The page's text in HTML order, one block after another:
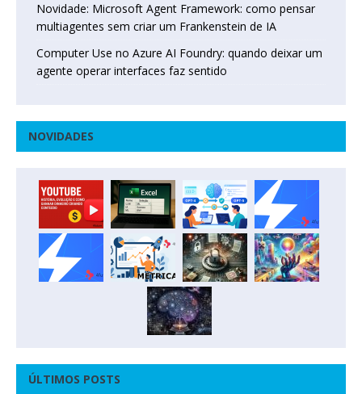
Novidade: Microsoft Agent Framework: como pensar
multiagentes sem criar um Frankenstein de IA
Computer Use no Azure AI Foundry: quando deixar um
agente operar interfaces faz sentido
NOVIDADES
ÚLTIMOS POSTS